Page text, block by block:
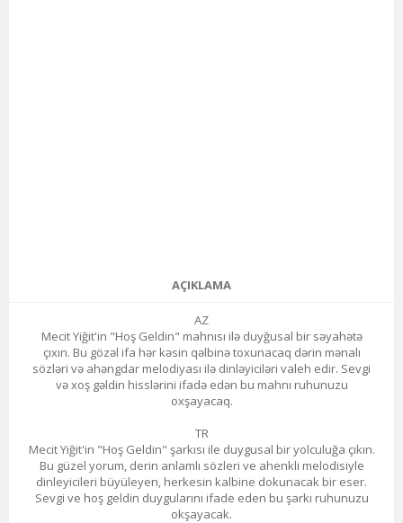
AÇIKLAMA
AZ
Mecit Yiğit'in "Hoş Geldin" mahnısı ilə duyğusal bir səyahətə
çıxın. Bu gözəl ifa hər kəsin qəlbinə toxunacaq dərin mənalı
sözləri və ahəngdar melodiyası ilə dinləyiciləri valeh edir. Sevgi
və xoş gəldin hisslərini ifadə edən bu mahnı ruhunuzu
oxşayacaq.
TR
Mecit Yiğit'in "Hoş Geldin" şarkısı ile duygusal bir yolculuğa çıkın.
Bu güzel yorum, derin anlamlı sözleri ve ahenkli melodisiyle
dinleyicileri büyüleyen, herkesin kalbine dokunacak bir eser.
Sevgi ve hoş geldin duygularını ifade eden bu şarkı ruhunuzu
okşayacak.